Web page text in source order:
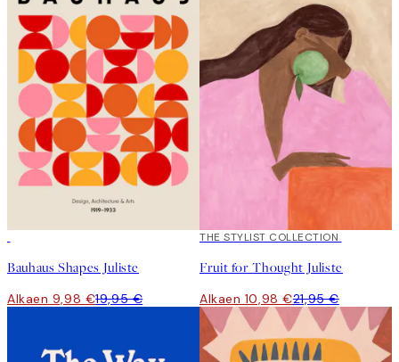
Bauhaus Shapes Juliste
Alkaen 9,98 €19,95 €
50%*
THE STYLIST COLLECTION
Fruit for Thought Juliste
Alkaen 10,98 €21,95 €